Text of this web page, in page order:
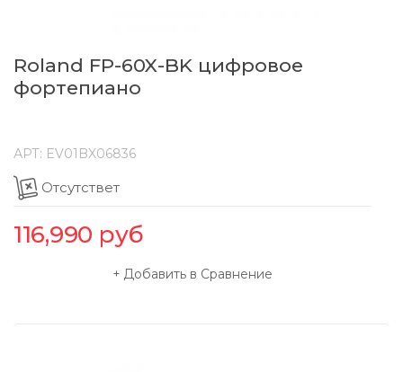
Roland FP-60X-BK цифровое
фортепиано
АРТ: EV01BX06836
Отсутствет
116,990 руб
Добавить в Сравнение